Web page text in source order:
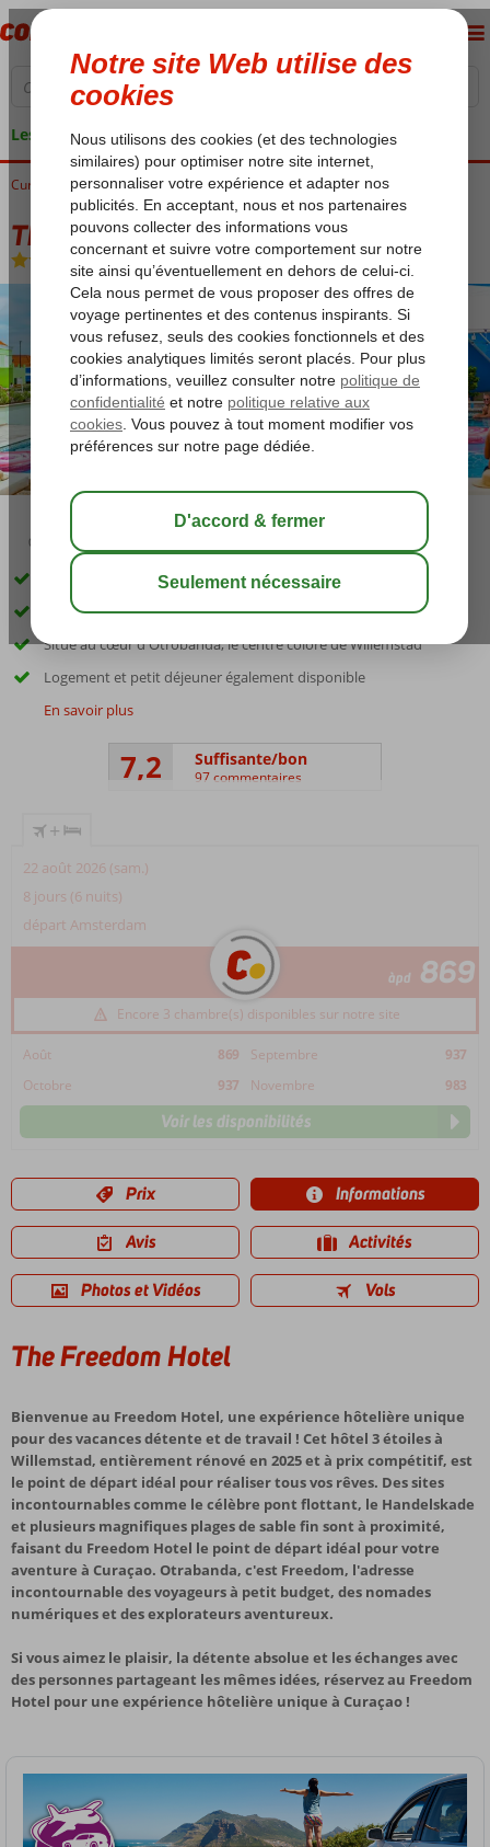
Les garanties de vacances
Curaçao Willemstad The Freedom Hotel
The Freedom Hotel
Logement-Hôtel
09:00 sauver
Pour les voyageurs à petit budget et les nomades numériques!
Entièrement rénové en 2025
Situé au cœur d'Otrobanda, le centre coloré de Willemstad
Logement et petit déjeuner également disponible
En savoir plus
7,2 Suffisante/bon
97 commentaires
+
22 août 2026 (sam.)
8 jours (6 nuits)
départ Amsterdam
àpd 869
Encore 3 chambre(s) disponibles sur notre site
Août 869 Septembre
937
Octobre
937 Novembre 983
Voir les disponibilités
Prix Informations
Avis Activités
Photos et Vidéos Vols
The Freedom Hotel
Bienvenue au Freedom Hotel, une expérience hôtelière unique
pour des vacances détente et de travail ! Cet hôtel 3 étoiles à
Willemstad, entièrement rénové en 2025 et à prix compétitif, est
le point de départ idéal pour réaliser tous vos rêves. Des sites
incontournables comme le célèbre pont flottant, le Handelskade
et plusieurs magnifiques plages de sable fin sont à proximité,
faisant du Freedom Hotel le point de départ idéal pour votre
aventure à Curaçao. Otrabanda, c'est Freedom, l'adresse
incontournable des voyageurs à petit budget, des nomades
numériques et des explorateurs aventureux.
Si vous aimez le plaisir, la détente absolue et les échanges avec
des personnes partageant les mêmes idées, réservez au Freedom
Hotel pour une expérience hôtelière unique à Curaçao !